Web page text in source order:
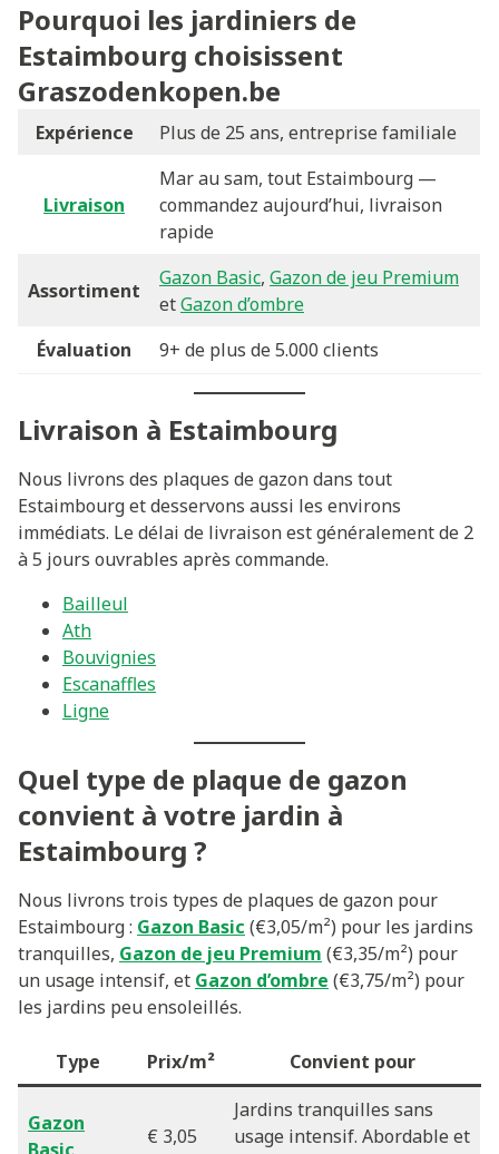
Pourquoi les jardiniers de
Estaimbourg choisissent
Graszodenkopen.be
Expérience Plus de 25 ans, entreprise familiale
Livraison
Mar au sam, tout Estaimbourg —
commandez aujourd’hui, livraison
rapide
Assortiment
Gazon Basic, Gazon de jeu Premium
etGazon d’ombre
Évaluation
9+ de plus de 5.000 clients
Livraison à Estaimbourg
Nous livrons des plaques de gazon dans tout
Estaimbourg et desservons aussi les environs
immédiats. Le délai de livraison est généralement de 2
à 5 jours ouvrables après commande.
Bailleul
Ath
Bouvignies
Escanaffles
Ligne
Quel type de plaque de gazon
convient à votre jardin à
Estaimbourg ?
Nous livrons trois types de plaques de gazon pour
Estaimbourg : Gazon Basic (€3,05/m²) pour les jardins
tranquilles, Gazon de jeu Premium (€3,35/m²) pour
un usage intensif, et Gazon d’ombre (€3,75/m²) pour
les jardins peu ensoleillés.
Type Prix/m² Convient pour
Gazon
€ 3,05
Jardins tranquilles sans
usage intensif. Abordable et